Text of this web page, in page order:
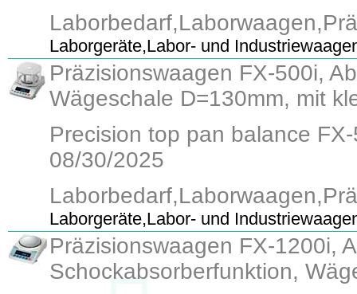
Laborgeräte,Labor- und
Präzisionswaagen FX-500i,
Wägeschale D=130mm, mit
Precision top pan balance
08/30/2025
Laborgeräte,Labor- und
Präzisionswaagen FX-1200i,
Schockabsorberfunktion,